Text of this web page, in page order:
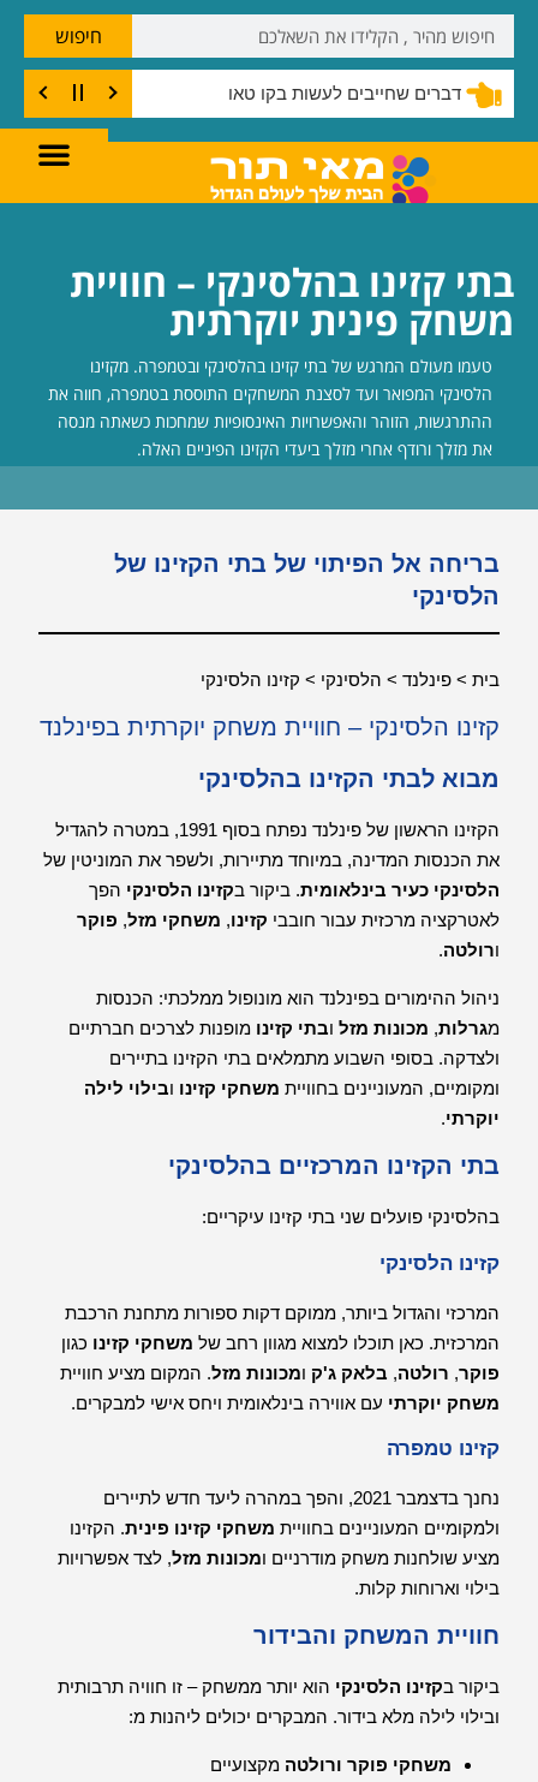
דברים שחייבים לעשות בקו טאו
חיפוש
בתי קזינו בהלסינקי – חוויית
משחק פינית יוקרתית
טעמו מעולם המרגש של בתי קזינו בהלסינקי ובטמפרה. מקזינו
הלסינקי המפואר ועד לסצנת המשחקים התוססת בטמפרה, חווה את
ההתרגשות, הזוהר והאפשרויות האינסופיות שמחכות כשאתה מנסה
את מזלך ורודף אחרי מזלך ביעדי הקזינו הפיניים האלה.
בריחה אל הפיתוי של בתי הקזינו של
הלסינקי
בית > פינלנד > הלסינקי > קזינו הלסינקי
קזינו הלסינקי – חוויית משחק יוקרתית בפינלנד
מבוא לבתי הקזינו בהלסינקי
הקזינו הראשון של פינלנד נפתח בסוף 1991, במטרה להגדיל
את הכנסות המדינה, במיוחד מתיירות, ולשפר את המוניטין של
הלסינקי כעיר בינלאומית. ביקור בקזינו הלסינקי הפך
לאטרקציה מרכזית עבור חובבי קזינו, משחקי מזל, פוקר
ורולטה.
ניהול ההימורים בפינלנד הוא מונופול ממלכתי: הכנסות
מגרלות, מכונות מזל ובתי קזינו מופנות לצרכים חברתיים
ולצדקה. בסופי השבוע מתמלאים בתי הקזינו בתיירים
ומקומיים, המעוניינים בחוויית משחקי קזינו ובילוי לילה
יוקרתי.
בתי הקזינו המרכזיים בהלסינקי
בהלסינקי פועלים שני בתי קזינו עיקריים:
קזינו הלסינקי
המרכזי והגדול ביותר, ממוקם דקות ספורות מתחנת הרכבת
המרכזית. כאן תוכלו למצוא מגוון רחב של משחקי קזינו כגון
פוקר, רולטה, בלאק ג'ק ומכונות מזל. המקום מציע חוויית
משחק יוקרתי עם אווירה בינלאומית ויחס אישי למבקרים.
קזינו טמפרה
נחנך בדצמבר 2021, והפך במהרה ליעד חדש לתיירים
ולמקומיים המעוניינים בחוויית משחקי קזינו פינית. הקזינו
מציע שולחנות משחק מודרניים ומכונות מזל, לצד אפשרויות
בילוי וארוחות קלות.
חוויית המשחק והבידור
ביקור בקזינו הלסינקי הוא יותר ממשחק – זו חוויה תרבותית
ובילוי לילה מלא בידור. המבקרים יכולים ליהנות מ:
משחקי פוקר ורולטה מקצועיים